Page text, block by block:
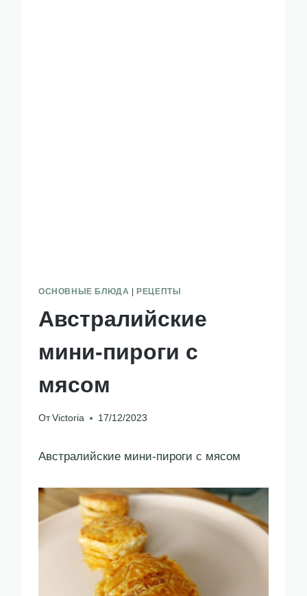
ОСНОВНЫЕ БЛЮДА РЕЦЕПТЫ
Австралийские
мини-пироги с
мясом
От Victoria 17/12/2023
Австралийские мини-пироги с мясом